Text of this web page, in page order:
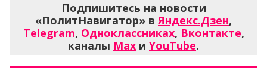
Подпишитесь на новости
«ПолитНавигатор» вЯндекс.Дзен,
Telegram, Одноклассниках, Вконтакте,
каналы Max и YouTube.